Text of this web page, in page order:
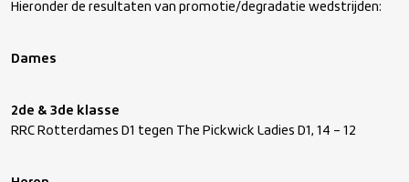
Hieronder de resultaten van promotie/degradatie wedstrijden:
Dames
2de & 3de klasse
RRC Rotterdames D1 tegen The Pickwick Ladies D1, 14 – 12